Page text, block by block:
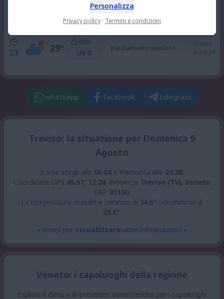
sereno
23 29°
60%
UV 0
parzialmente nuvoloso
niente
pioggia
whatsapp facebook telegram
Treviso: la situazione per Domenica 9
Agosto
Il sole sorge alle 06:04e tramonta alle 20:28.
Coordinate GPS 45.67, 12.24. Provincia Treviso (TV), Veneto
CAP 31100.
Le temperature massime saranno di 34.5° con minime di
23.6°.
» Premi pervisualizzare altre informazioni «
Veneto: i capoluoghi della regione
Esplora il clima e le previsioni atmosferiche per i capoluoghi
Personalizza
Privacy policy · Termini e condizioni